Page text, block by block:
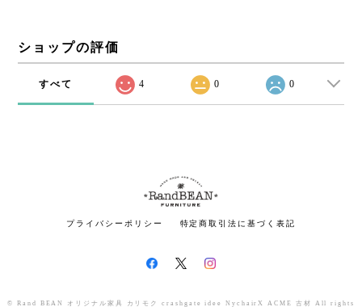
ショップの評価
すべて 4 0 0
プライバシーポリシー 特定商取引法に基づく表記
© Rand BEAN オリジナル家具 カリモク crashgate idee NychairX ACME 古材 All rights